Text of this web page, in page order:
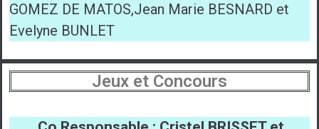
GOMEZ DE MATOS,Jean Marie BESNARD et
Evelyne BUNLET
Jeux et Concours